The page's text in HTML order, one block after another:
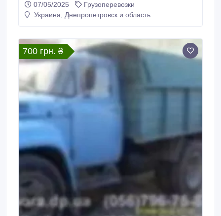
строительных материалов: песок, щебень, шлак,
граншлак, силикатная масса, известковый раствор,
07/05/2025
Грузоперевозки
Украина, Днепропетровск и область
700 грн. ₴